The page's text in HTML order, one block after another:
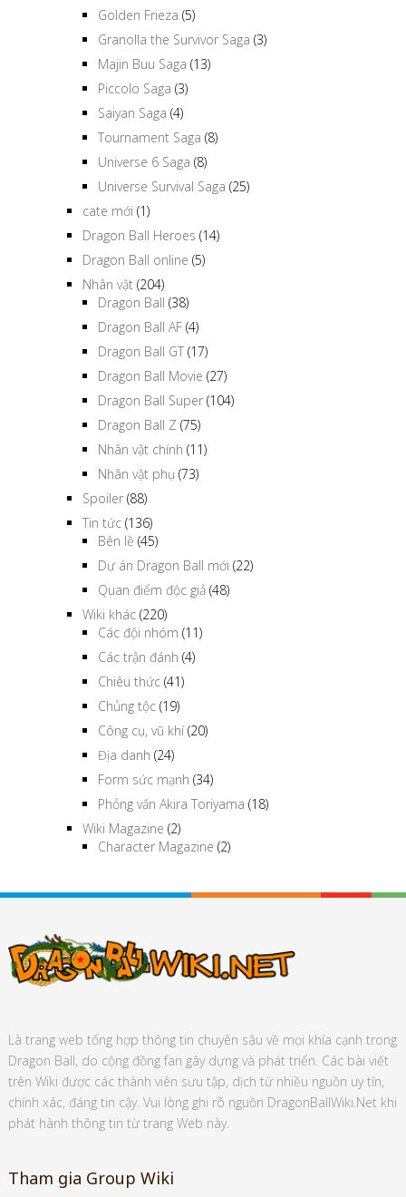
Golden Frieza (5)
Granolla the Survivor Saga (3)
Majin Buu Saga (13)
Piccolo Saga (3)
Saiyan Saga (4)
Tournament Saga (8)
Universe 6 Saga (8)
Universe Survival Saga (25)
cate mới (1)
Dragon Ball Heroes (14)
Dragon Ball online (5)
Nhân vật (204)
Dragon Ball (38)
Dragon Ball AF (4)
Dragon Ball GT (17)
Dragon Ball Movie (27)
Dragon Ball Super (104)
Dragon Ball Z (75)
Nhân vật chính (11)
Nhân vật phụ (73)
Spoiler (88)
Tin tức (136)
Bên lề (45)
Dự án Dragon Ball mới (22)
Quan điểm độc giả (48)
Wiki khác (220)
Các đội nhóm (11)
Các trận đánh (4)
Chiêu thức (41)
Chủng tộc (19)
Công cụ, vũ khí(20)
Địa danh (24)
Form sức mạnh (34)
Phỏng vấn Akira Toriyama (18)
Wiki Magazine (2)
Character Magazine (2)
Là trang web tổng hợp thông tin chuyên sâu về mọi khía cạnh trong
Dragon Ball, do cộng đồng fan gây dựng và phát triển. Các bài viết
trên Wiki được các thành viên sưu tập, dịch từ nhiều nguồn uy tín,
chính xác, đáng tin cậy. Vui lòng ghi rõ nguồn DragonBallWiki.Net khi
phát hành thông tin từ trang Web này.
Tham gia Group Wiki